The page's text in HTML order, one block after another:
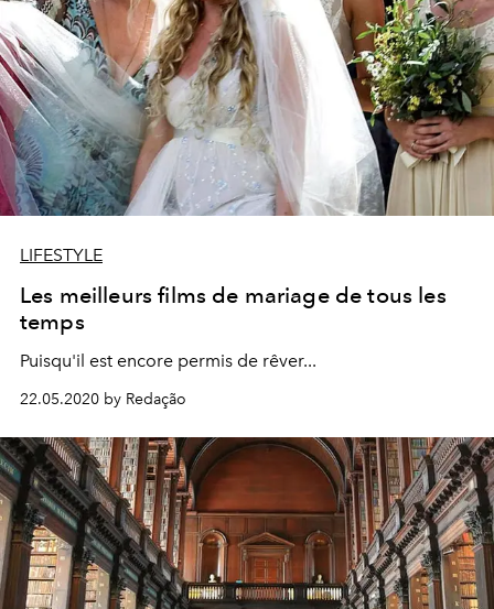
LIFESTYLE
Les meilleurs films de mariage de tous les
temps
Puisqu'il est encore permis de rêver...
22.05.2020 by Redação